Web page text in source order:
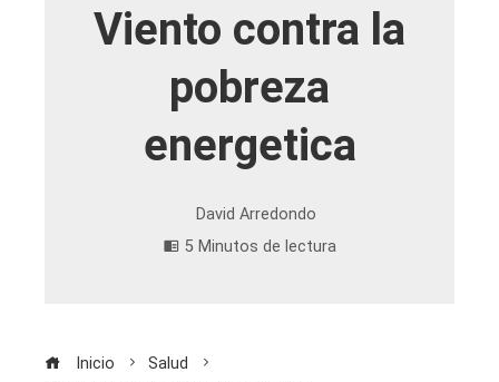
Viento contra la
pobreza
energetica
David Arredondo
5 Minutos de lectura
Inicio
Salud